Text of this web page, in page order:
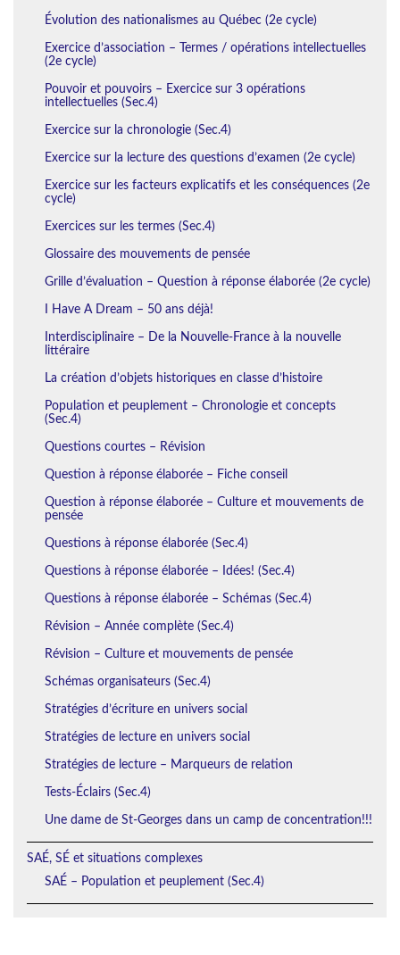
Évolution des nationalismes au Québec (2e cycle)
Exercice d’association – Termes / opérations intellectuelles
(2e cycle)
Pouvoir et pouvoirs – Exercice sur 3 opérations
intellectuelles (Sec.4)
Exercice sur la chronologie (Sec.4)
Exercice sur la lecture des questions d’examen (2e cycle)
Exercice sur les facteurs explicatifs et les conséquences (2e
cycle)
Exercices sur les termes (Sec.4)
Glossaire des mouvements de pensée
Grille d’évaluation – Question à réponse élaborée (2e cycle)
I Have A Dream – 50 ans déjà!
Interdisciplinaire – De la Nouvelle-France à la nouvelle
littéraire
La création d’objets historiques en classe d’histoire
Population et peuplement – Chronologie et concepts
(Sec.4)
Questions courtes – Révision
Question à réponse élaborée – Fiche conseil
Question à réponse élaborée – Culture et mouvements de
pensée
Questions à réponse élaborée (Sec.4)
Questions à réponse élaborée – Idées! (Sec.4)
Questions à réponse élaborée – Schémas (Sec.4)
Révision – Année complète (Sec.4)
Révision – Culture et mouvements de pensée
Schémas organisateurs (Sec.4)
Stratégies d’écriture en univers social
Stratégies de lecture en univers social
Stratégies de lecture – Marqueurs de relation
Tests-Éclairs (Sec.4)
Une dame de St-Georges dans un camp de concentration!!!
SAÉ, SÉ et situations complexes
SAÉ – Population et peuplement (Sec.4)